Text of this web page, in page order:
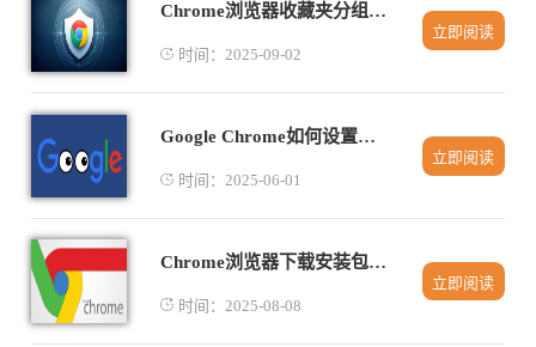
Chrome浏览器收藏夹分组管理优化操作实操教程
时间：2025-09-02
立即阅读
Google Chrome如何设置网页访问通知提醒
时间：2025-06-01
立即阅读
Chrome浏览器下载安装包版本更新通知设置教程
时间：2025-08-08
立即阅读